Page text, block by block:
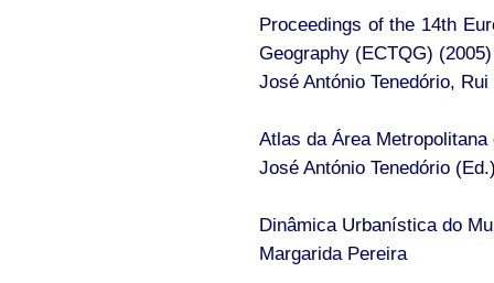
Proceedings of the 14th
Geography (ECTQG) (2005)
José António Tenedório,
Atlas da Área Metropolitana
José António Tenedório
Dinâmica Urbanística do
Margarida Pereira